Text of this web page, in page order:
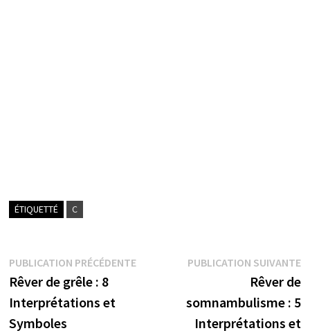
ÉTIQUETTÉ C
Navigation
de
l’article
PUBLICATION PRÉCÉDENTEPublication
Rêver de grêle : 8
Interprétations et
Symboles
PUBLICATION SUIVANTE
Rêver de
somnambulisme : 5
Interprétations et